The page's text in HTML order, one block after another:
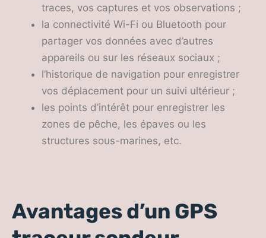
traces, vos captures et vos observations ;
la connectivité Wi-Fi ou Bluetooth pour
partager vos données avec d’autres
appareils ou sur les réseaux sociaux ;
l’historique de navigation pour enregistrer
vos déplacement pour un suivi ultérieur ;
les points d’intérêt pour enregistrer les
zones de pêche, les épaves ou les
structures sous-marines, etc.
Avantages d’un GPS